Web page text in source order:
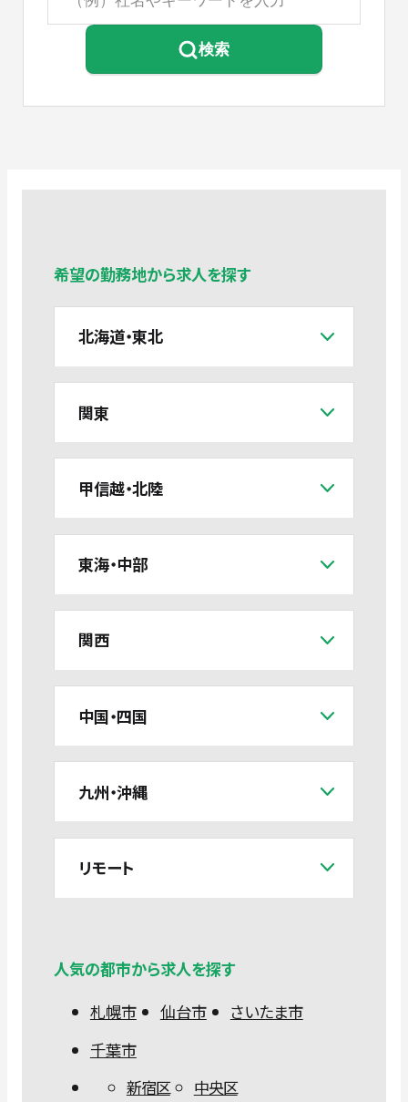
検索
希望の勤務地から求人を探す
北海道・東北
関東
甲信越・北陸
東海・中部
関西
中国・四国
九州・沖縄
リモート
人気の都市から求人を探す
札幌市
仙台市
さいたま市
千葉市
新宿区
中央区